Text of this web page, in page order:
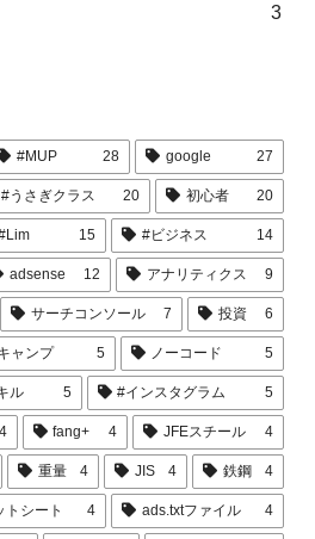
3
#MUP 28 google 27
#うさぎクラス 20 初心者 20
15 #ビジネス 14
adsense 12 アナリティクス 9
サーチコンソール 7 投資 6
ャンプ 5 ノーコード 5
ル 5 #インスタグラム 5
4 fang+ 4 JFEスチール 4
重量 4 JIS 4 鉄鋼 4
トシート 4 ads.txtファイル 4